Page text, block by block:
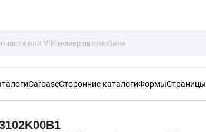
CarbaseСторонние каталогиФормыСтраницы